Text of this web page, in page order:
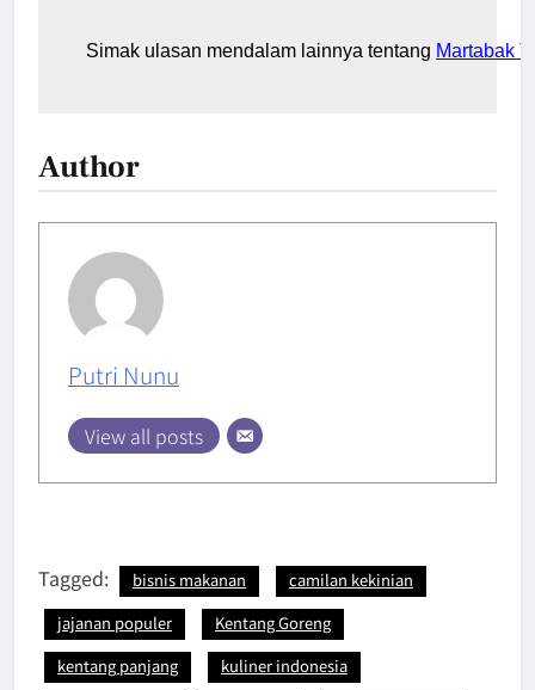
Simak ulasan mendalam lainnya tentang Martabak
Author
Putri Nunu
View all posts
Tagged: bisnis makanan
camilan kekinian
jajanan populer
Kentang Goreng
kentang panjang
kuliner indonesia